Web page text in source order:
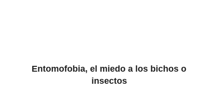
Entomofobia, el miedo a los bichos o
insectos